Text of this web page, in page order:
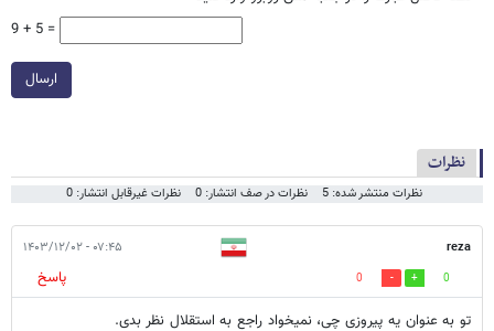
9 + 5 =
ارسال
نظرات
نظرات منتشر شده: 5 نظرات در صف انتشار: 0 نظرات غیرقابل انتشار: 0
reza ۰۷:۴۵ - ۱۴۰۳/۱۲/۰۲
0
0
پاسخ
تو به عنوان یه پیروزی چی، نمیخواد راجع به استقلال نظر بدی.